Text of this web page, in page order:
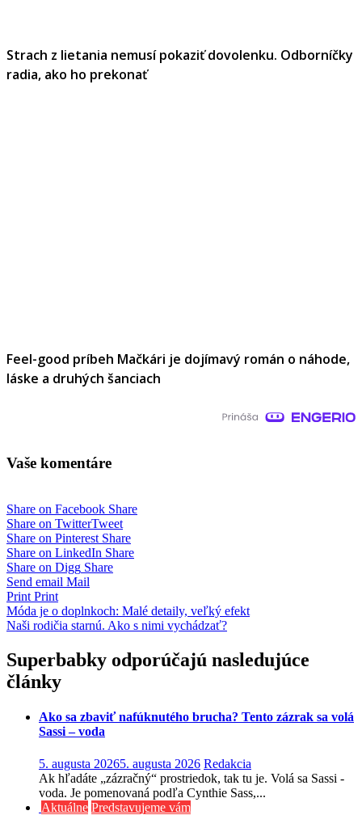
Strach z lietania nemusí pokaziť dovolenku. Odborníčky
radia, ako ho prekonať
Feel-good príbeh Mačkári je dojímavý román o náhode,
láske a druhých šanciach
Vaše komentáre
Share on Facebook Share
Share on TwitterTweet
Share on Pinterest Share
Share on LinkedIn Share
Share on Digg Share
Send email Mail
Print Print
Navigácia
v
článku
Móda je o doplnkoch: Malé detaily, veľký efekt
Naši rodičia starnú. Ako s nimi vychádzať?
Superbabky odporúčajú nasledujúce
články
Ako sa zbaviť nafúknutého brucha? Tento zázrak sa volá
Sassi – voda
5. augusta 20265. augusta 2026 Redakcia
Ak hľadáte „zázračný“ prostriedok, tak tu je. Volá sa Sassi -
voda. Je pomenovaná podľa Cynthie Sass,...
Aktuálne Predstavujeme vám